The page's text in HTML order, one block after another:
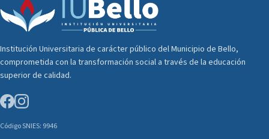
Institución Universitaria de carácter público del Municipio de Bello,
comprometida con la transformación social a través de la educación
superior de calidad.
Código SNIES: 9946